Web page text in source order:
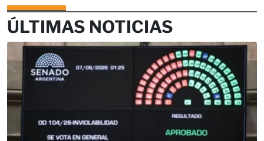
ÚLTIMAS NOTICIAS